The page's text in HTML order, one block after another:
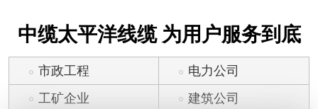
中缆太平洋线缆 为用户服务到底
市政工程
电力公司
工矿企业
建筑公司